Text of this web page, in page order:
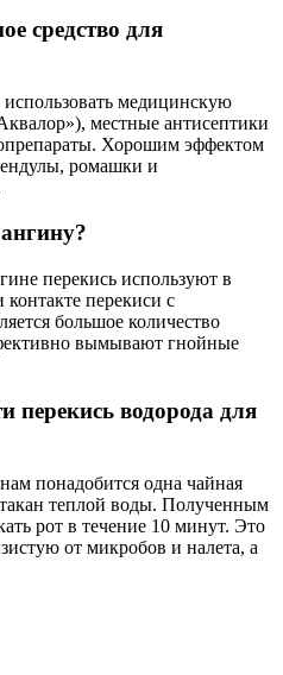
средство для
медицинскую
местные антисептики
Хорошим эффектом
ромашки и
перекись используют в
перекиси с
большое количество
вымывают гнойные
перекись водорода для
понадобится одна чайная
теплой воды. Полученным
рот в течение 10 минут. Это
от микробов и налета, а